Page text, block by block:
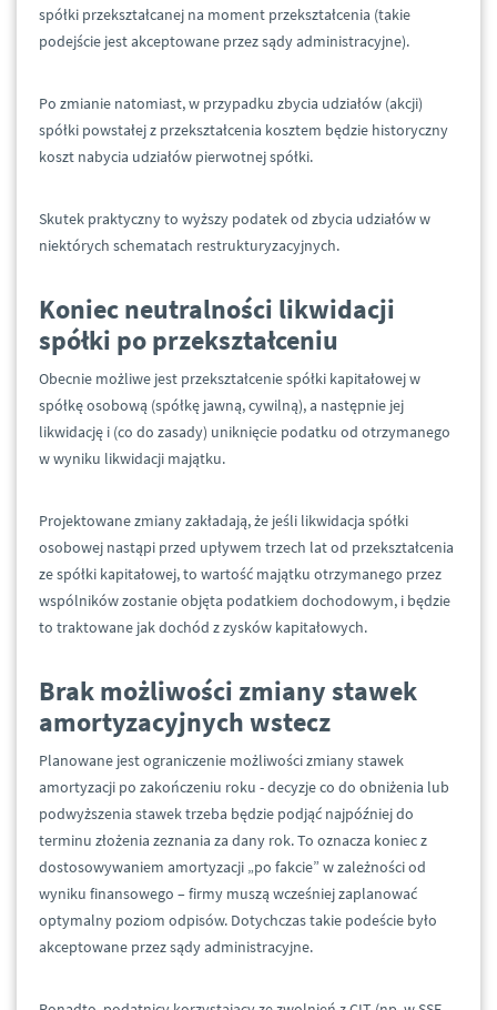
spółki przekształcanej na moment przekształcenia (takie
podejście jest akceptowane przez sądy administracyjne).
Po zmianie natomiast, w przypadku zbycia udziałów (akcji)
spółki powstałej z przekształcenia kosztem będzie historyczny
koszt nabycia udziałów pierwotnej spółki.
Skutek praktyczny to wyższy podatek od zbycia udziałów w
niektórych schematach restrukturyzacyjnych.
Koniec neutralności likwidacji
spółki po przekształceniu
Obecnie możliwe jest przekształcenie spółki kapitałowej w
spółkę osobową (spółkę jawną, cywilną), a następnie jej
likwidację i (co do zasady) uniknięcie podatku od otrzymanego
w wyniku likwidacji majątku.
Projektowane zmiany zakładają, że jeśli likwidacja spółki
osobowej nastąpi przed upływem trzech lat od przekształcenia
ze spółki kapitałowej, to wartość majątku otrzymanego przez
wspólników zostanie objęta podatkiem dochodowym, i będzie
to traktowane jak dochód z zysków kapitałowych.
Brak możliwości zmiany stawek
amortyzacyjnych wstecz
Planowane jest ograniczenie możliwości zmiany stawek
amortyzacji po zakończeniu roku - decyzje co do obniżenia lub
podwyższenia stawek trzeba będzie podjąć najpóźniej do
terminu złożenia zeznania za dany rok. To oznacza koniec z
dostosowywaniem amortyzacji „po fakcie” w zależności od
wyniku finansowego – firmy muszą wcześniej zaplanować
optymalny poziom odpisów. Dotychczas takie podeście było
akceptowane przez sądy administracyjne.